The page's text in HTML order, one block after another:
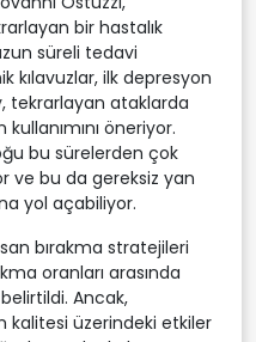
bir hastalık
süreli tedavi
kılavuzlar, ilk depresyon
tekrarlayan ataklarda
öneriyor.
bu sürelerden çok
ve bu da gereksiz yan
yol açabiliyor.
bırakma stratejileri
oranları arasında
Ancak,
kalitesi üzerindeki etkiler